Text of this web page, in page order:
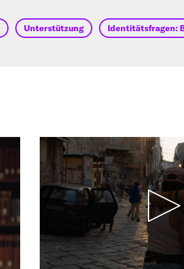
Unterstützung Identitätsfragen: